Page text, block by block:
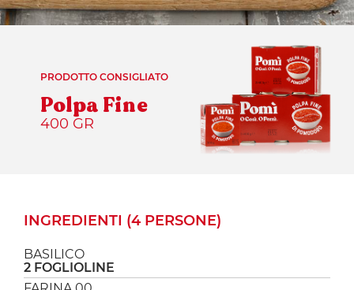
PRODOTTO CONSIGLIATO
Polpa Fine
400 GR
INGREDIENTI (4 PERSONE)
BASILICO
2 FOGLIOLINE